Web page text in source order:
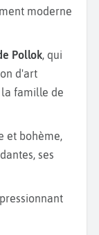
moderne
Pollok, qui
d'art
famille de
et bohème,
ses